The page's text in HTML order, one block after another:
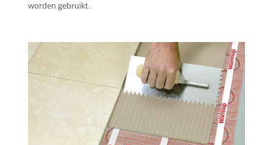
worden gebruikt.